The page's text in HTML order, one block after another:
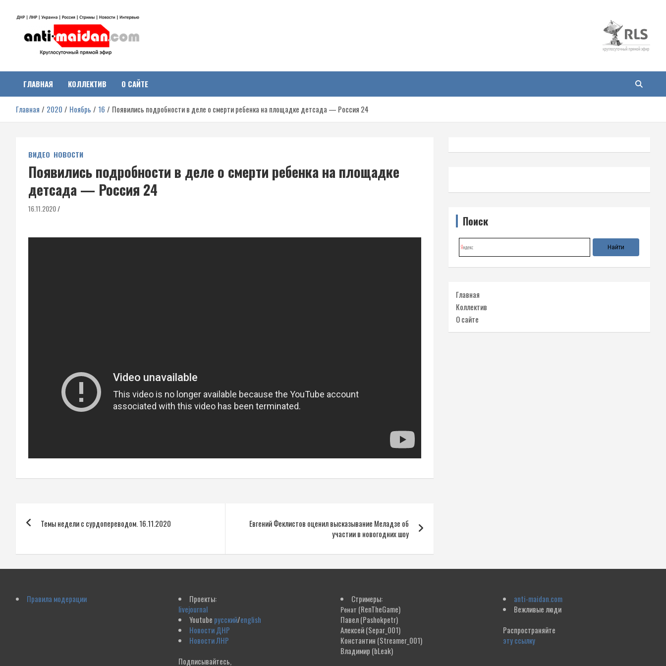
Антимайдан:
Гражданская война на
Украине
о гражданской войне на Украине, включая события в Новороссии,
ДНР, ЛНР и других регионах.
ГЛАВНАЯ КОЛЛЕКТИВ О САЙТЕ
Главная 2020 Ноябрь 16 Появились подробности в деле о смерти ребенка на площадке детсада — Россия 24
ВИДЕО НОВОСТИ
Появились подробности в деле о смерти ребенка на площадке
детсада — Россия 24
16.11.2020
Навигация
по
записям
Темы недели с сурдопереводом. 16.11.2020
Евгений Феклистов оценил высказывание Меладзе об
участии в новогодних шоу
Поиск
Главная
Коллектив
О сайте
Правила модерации
Проекты:
livejournal
Youtube русский/english
Новости ДНР
Новости ЛНР
Подписывайтесь,
Стримеры:
Ренат (RenTheGame)
Павел(Pashokpetr)
Алексей(Separ_001)
Константин (Streamer_001)
Владимир (bLeak)
anti-maidan.com
Вежливые люди
Распространяйте
эту ссылку